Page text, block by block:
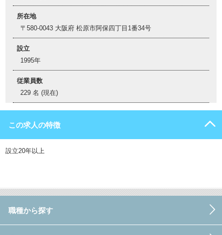
所在地
〒580-0043 大阪府 松原市阿保四丁目1番34号
設立
1995年
従業員数
229 名 (現在)
この求人の特徴
設立20年以上
職種から探す